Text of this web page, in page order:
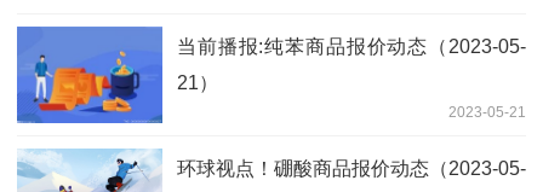
当前播报:纯苯商品报价动态（2023-05-
21）
2023-05-21
环球视点！硼酸商品报价动态（2023-05-